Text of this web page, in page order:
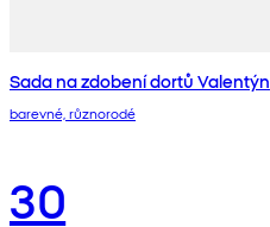
Sada na zdobení dortů Valentýn
barevné, různorodé
30